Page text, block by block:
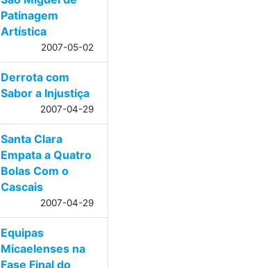
Patinagem
Artística
2007-05-02
Derrota com
Sabor a Injustiça
2007-04-29
Santa Clara
Empata a Quatro
Bolas Com o
Cascais
2007-04-29
Equipas
Micaelenses na
Fase Final do